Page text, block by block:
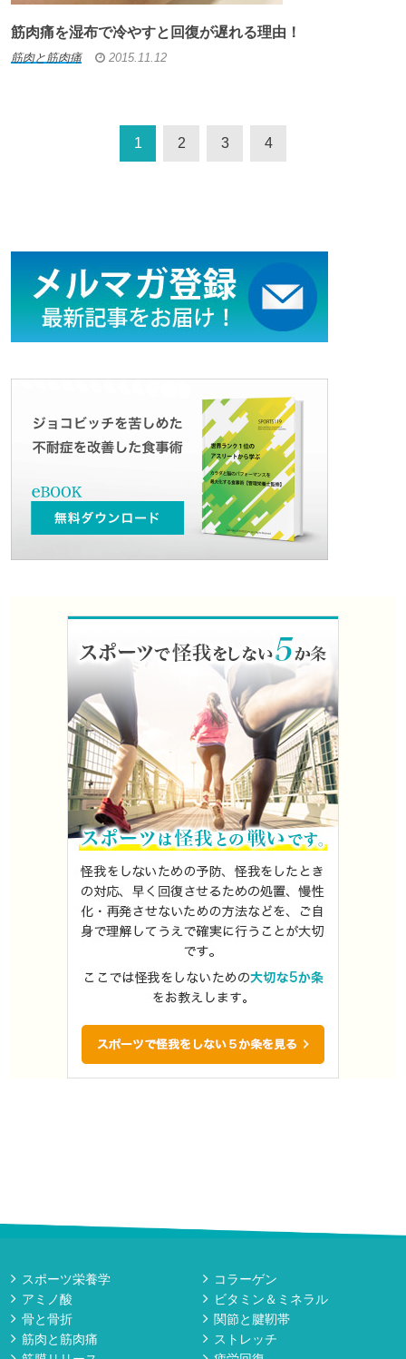
筋肉痛を湿布で冷やすと回復が遅れる理由！
筋肉と筋肉痛 2015.11.12
1 2 3 4
スポーツ栄養学
コラーゲン
アミノ酸
ビタミン＆ミネラル
骨と骨折
関節と腱靭帯
筋肉と筋肉痛
ストレッチ